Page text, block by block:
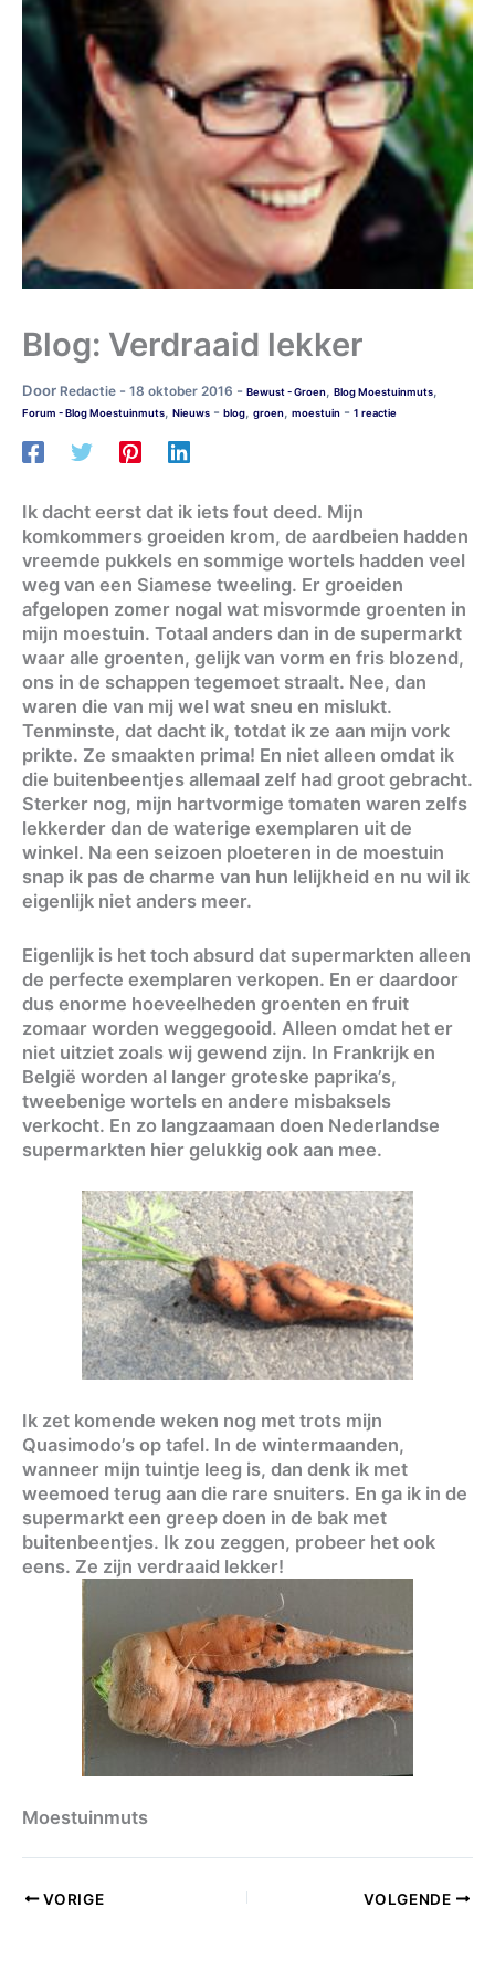
Blog: Verdraaid lekker
Door Redactie - 18 oktober 2016 - Bewust - Groen, Blog Moestuinmuts,
Forum - Blog Moestuinmuts, Nieuws - blog, groen, moestuin - 1 reactie
Ik dacht eerst dat ik iets fout deed. Mijn
komkommers groeiden krom, de aardbeien hadden
vreemde pukkels en sommige wortels hadden veel
weg van een Siamese tweeling. Er groeiden
afgelopen zomer nogal wat misvormde groenten in
mijn moestuin. Totaal anders dan in de supermarkt
waar alle groenten, gelijk van vorm en fris blozend,
ons in de schappen tegemoet straalt. Nee, dan
waren die van mij wel wat sneu en mislukt.
Tenminste, dat dacht ik, totdat ik ze aan mijn vork
prikte. Ze smaakten prima! En niet alleen omdat ik
die buitenbeentjes allemaal zelf had groot gebracht.
Sterker nog, mijn hartvormige tomaten waren zelfs
lekkerder dan de waterige exemplaren uit de
winkel. Na een seizoen ploeteren in de moestuin
snap ik pas de charme van hun lelijkheid en nu wil ik
eigenlijk niet anders meer.
Eigenlijk is het toch absurd dat supermarkten alleen
de perfecte exemplaren verkopen. En er daardoor
dus enorme hoeveelheden groenten en fruit
zomaar worden weggegooid. Alleen omdat het er
niet uitziet zoals wij gewend zijn. In Frankrijk en
België worden al langer groteske paprika’s,
tweebenige wortels en andere misbaksels
verkocht. En zo langzaamaan doen Nederlandse
supermarkten hier gelukkig ook aan mee.
Ik zet komende weken nog met trots mijn
Quasimodo’s op tafel. In de wintermaanden,
wanneer mijn tuintje leeg is, dan denk ik met
weemoed terug aan die rare snuiters. En ga ik in de
supermarkt een greep doen in de bak met
buitenbeentjes. Ik zou zeggen, probeer het ook
eens. Ze zijn verdraaid lekker!
Moestuinmuts
VORIGE VOLGENDE